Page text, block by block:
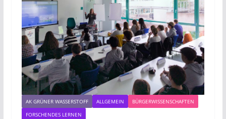
AK GRÜNER WASSERSTOFF ALLGEMEIN
BÜRGERWISSENSCHAFTEN
FORSCHENDES LERNEN